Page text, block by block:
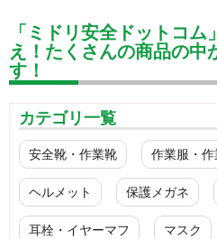
「ミドリ安全ドットコ
え！たくさんの商品の中
す！
カテゴリ一覧
安全靴・作業靴 作業服・作
ヘルメット 保護メガネ
耳栓・イヤーマフ マスク